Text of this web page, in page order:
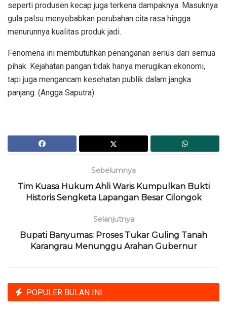
seperti produsen kecap juga terkena dampaknya. Masuknya
gula palsu menyebabkan perubahan cita rasa hingga
menurunnya kualitas produk jadi.
Fenomena ini membutuhkan penanganan serius dari semua
pihak. Kejahatan pangan tidak hanya merugikan ekonomi,
tapi juga mengancam kesehatan publik dalam jangka
panjang. (Angga Saputra)
Sebelumnya
Tim Kuasa Hukum Ahli Waris Kumpulkan Bukti
Historis Sengketa Lapangan Besar Cilongok
Selanjutnya
Bupati Banyumas: Proses Tukar Guling Tanah
Karangrau Menunggu Arahan Gubernur
POPULER BULAN INI